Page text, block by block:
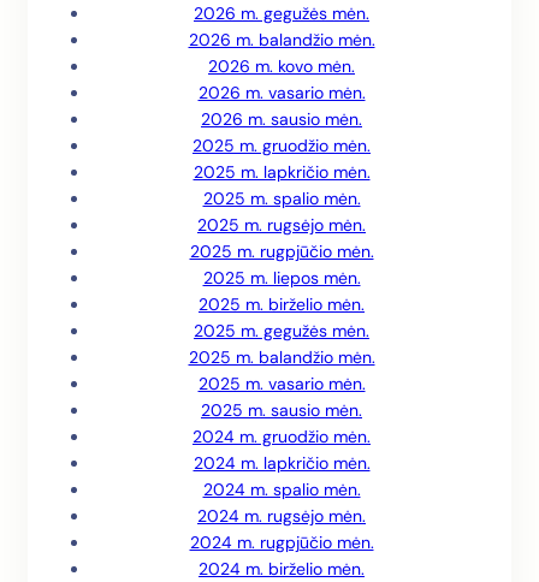
2026 m. gegužės mėn.
2026 m. balandžio mėn.
2026 m. kovo mėn.
2026 m. vasario mėn.
2026 m. sausio mėn.
2025 m. gruodžio mėn.
2025 m. lapkričio mėn.
2025 m. spalio mėn.
2025 m. rugsėjo mėn.
2025 m. rugpjūčio mėn.
2025 m. liepos mėn.
2025 m. birželio mėn.
2025 m. gegužės mėn.
2025 m. balandžio mėn.
2025 m. vasario mėn.
2025 m. sausio mėn.
2024 m. gruodžio mėn.
2024 m. lapkričio mėn.
2024 m. spalio mėn.
2024 m. rugsėjo mėn.
2024 m. rugpjūčio mėn.
2024 m. birželio mėn.